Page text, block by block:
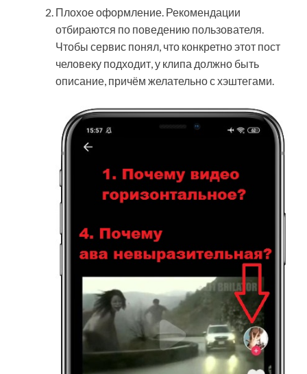
Плохое оформление. Рекомендации
отбираются по поведению пользователя.
Чтобы сервис понял, что конкретно этот пост
человеку подходит, у клипа должно быть
описание, причём желательно с хэштегами.